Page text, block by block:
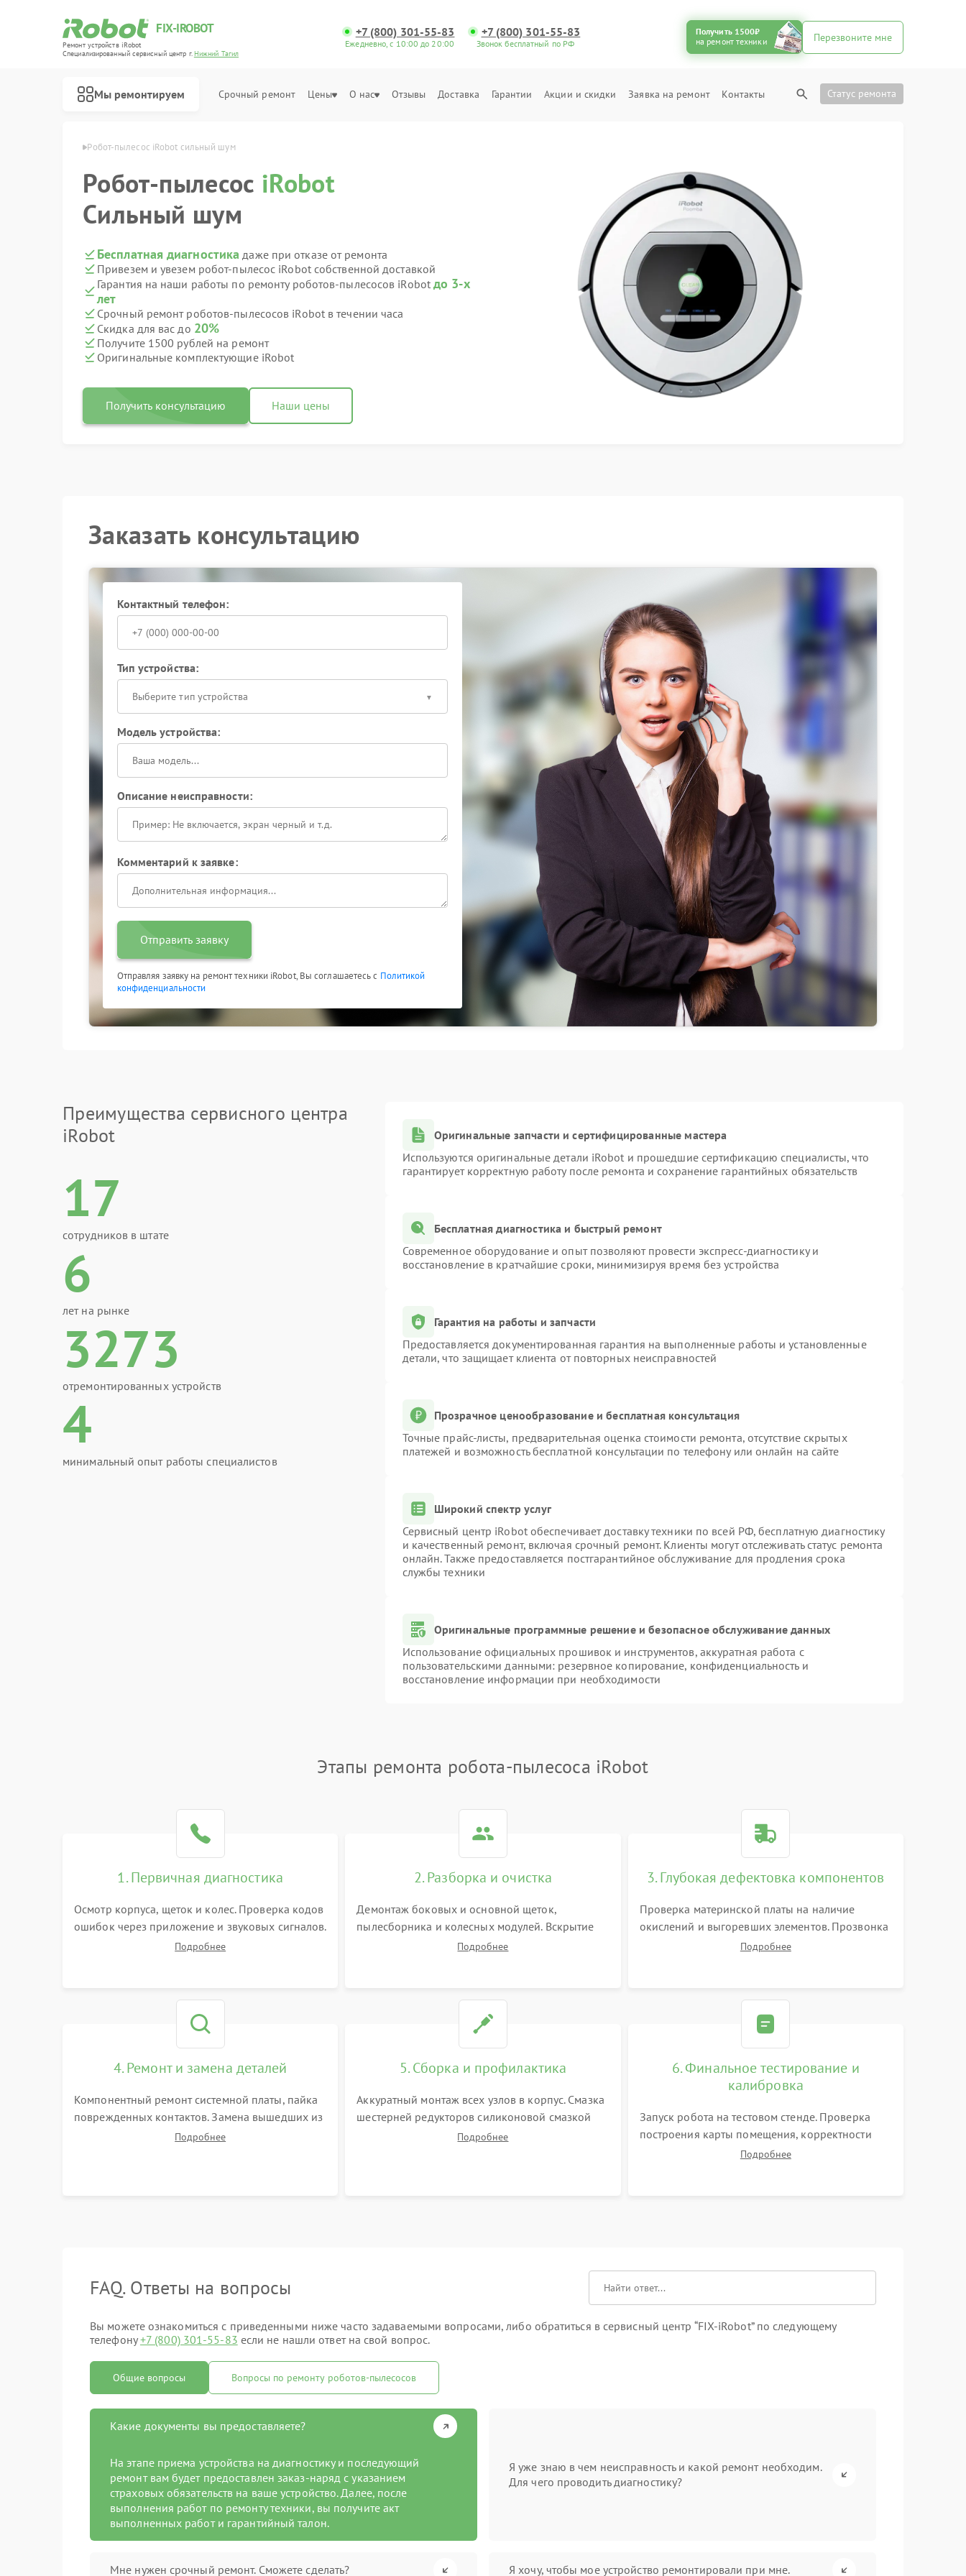
FIX-IROBOT
Ремонт устройств iRobot
Специализированный cервисный центр г.Нижний Тагил
+7 (800) 301-55-83
Ежедневно, с 10:00 до 20:00
+7 (800) 301-55-83
Звонок бесплатный по РФ
Получить 1500₽
на ремонт техники
Перезвоните мне
Мы ремонтируем Срочный ремонт Цены О нас Отзывы Доставка Гарантии Акции и скидки Заявка на ремонт Контакты Статус ремонта
в Нижнем Тагиле Робот-пылесос iRobot сильный шум
Робот-пылесос iRobot
Сильный шум
Бесплатная диагностика даже при отказе от ремонта
Привезем и увезем робот-пылесос iRobot собственной доставкой
Гарантия на наши работы по ремонту роботов-пылесосов iRobot до 3-х
лет
Срочный ремонт роботов-пылесосов iRobot в течении часа
Скидка для вас до 20%
Получите 1500 рублей на ремонт
Оригинальные комплектующие iRobot
Получить консультацию Наши цены
Заказать консультацию
Контактный телефон:
Тип устройства:
Выберите тип устройства
Модель устройства:
Описание неисправности:
Комментарий к заявке:
Отправить заявку
Отправляя заявку на ремонт техники iRobot, Вы соглашаетесь с Политикой
конфиденциальности
Преимущества сервисного центра
iRobot
17
сотрудников в штате
6
лет на рынке
3273
отремонтированных устройств
4
минимальный опыт работы специалистов
Оригинальные запчасти и сертифицированные мастера
Используются оригинальные детали iRobot и прошедшие сертификацию специалисты, что
гарантирует корректную работу после ремонта и сохранение гарантийных обязательств
Бесплатная диагностика и быстрый ремонт
Современное оборудование и опыт позволяют провести экспресс-диагностику и
восстановление в кратчайшие сроки, минимизируя время без устройства
Гарантия на работы и запчасти
Предоставляется документированная гарантия на выполненные работы и установленные
детали, что защищает клиента от повторных неисправностей
Прозрачное ценообразование и бесплатная консультация
Точные прайс-листы, предварительная оценка стоимости ремонта, отсутствие скрытых
платежей и возможность бесплатной консультации по телефону или онлайн на сайте
Широкий спектр услуг
Сервисный центр iRobot обеспечивает доставку техники по всей РФ, бесплатную диагностику
и качественный ремонт, включая срочный ремонт. Клиенты могут отслеживать статус ремонта
онлайн. Также предоставляется постгарантийное обслуживание для продления срока
службы техники
Оригинальные программные решение и безопасное обслуживание данных
Использование официальных прошивок и инструментов, аккуратная работа с
пользовательскими данными: резервное копирование, конфиденциальность и
восстановление информации при необходимости
Этапы ремонта робота-пылесоса iRobot
1. Первичная диагностика
Осмотр корпуса, щеток и колес. Проверка кодов
ошибок через приложение и звуковых сигналов.
Замер емкости аккумулятора и тестирование
Подробнее
2. Разборка и очистка
Демонтаж боковых и основной щеток,
пылесборника и колесных модулей. Вскрытие
корпуса робота. Тщательная очистка внутренних
Подробнее
3. Глубокая дефектовка компонентов
Проверка материнской платы на наличие
окислений и выгоревших элементов. Прозвонка
цепей питания, тестирование приводных
Подробнее
4. Ремонт и замена деталей
Компонентный ремонт системной платы, пайка
поврежденных контактов. Замена вышедших из
строя двигателей, изношенного аккумулятора,
Подробнее
5. Сборка и профилактика
Аккуратный монтаж всех узлов в корпус. Смазка
шестерней редукторов силиконовой смазкой
для снижения шума. Установка новых
Подробнее
6. Финальное тестирование и
калибровка
Запуск робота на тестовом стенде. Проверка
построения карты помещения, корректности
навигации и обхода препятствий. Оценка силы
Подробнее
FAQ. Ответы на вопросы
Вы можете ознакомиться с приведенными ниже часто задаваемыми вопросами, либо обратиться в сервисный центр “FIX-iRobot” по следующему
телефону+7 (800) 301-55-83 если не нашли ответ на свой вопрос.
Общие вопросы Вопросы по ремонту роботов-пылесосов
Какие документы вы предоставляете?
На этапе приема устройства на диагностику и последующий
ремонт вам будет предоставлен заказ-наряд с указанием
страховых обязательств на ваше устройство. Далее, после
выполнения работ по ремонту техники, вы получите акт
выполненных работ и гарантийный талон.
Я уже знаю в чем неисправность и какой ремонт необходим.
Для чего проводить диагностику?
Мне нужен срочный ремонт. Сможете сделать? Я хочу, чтобы мое устройство ремонтировали при мне.